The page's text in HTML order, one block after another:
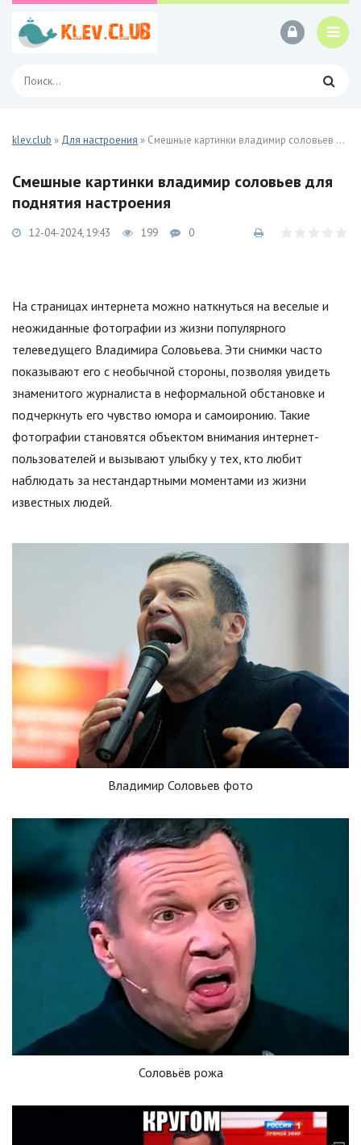
klev.club » Для настроения » Смешные картинки владимир соловьев 30 фото
Смешные картинки владимир соловьев для
поднятия настроения
12-04-2024, 19:43 199 0
На страницах интернета можно наткнуться на веселые и
неожиданные фотографии из жизни популярного
телеведущего Владимира Соловьева. Эти снимки часто
показывают его с необычной стороны, позволяя увидеть
знаменитого журналиста в неформальной обстановке и
подчеркнуть его чувство юмора и самоиронию. Такие
фотографии становятся объектом внимания интернет-
пользователей и вызывают улыбку у тех, кто любит
наблюдать за нестандартными моментами из жизни
известных людей.
Владимир Соловьев фото
Соловьёв рожа